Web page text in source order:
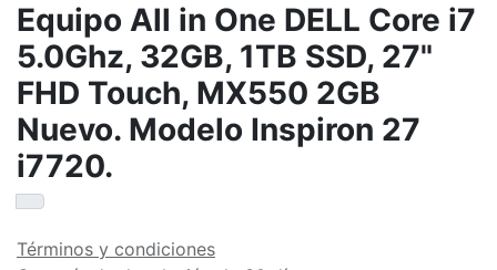
Equipo All in One DELL Core i7
5.0Ghz, 32GB, 1TB SSD, 27"
FHD Touch, MX550 2GB
Nuevo. Modelo Inspiron 27
i7720.
Términos y condiciones